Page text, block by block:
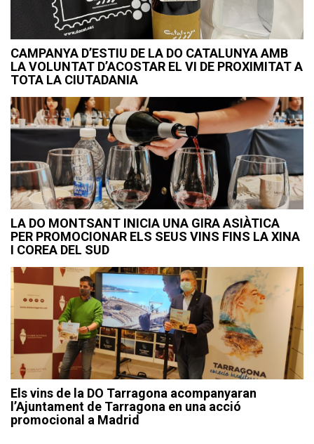
CAMPANYA D’ESTIU DE LA DO CATALUNYA AMB
LA VOLUNTAT D’ACOSTAR EL VI DE PROXIMITAT A
TOTA LA CIUTADANIA
LA DO MONTSANT INICIA UNA GIRA ASIÀTICA
PER PROMOCIONAR ELS SEUS VINS FINS LA XINA
I COREA DEL SUD
Els vins de la DO Tarragona acompanyaran
l’Ajuntament de Tarragona en una acció
promocional a Madrid